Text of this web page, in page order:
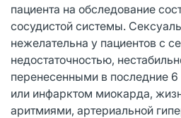
пациента на обследование
сосудистой системы.
нежелательна у пациентов с
недостаточностью,
перенесенными в последние
или инфарктом миокарда,
аритмиями, артериальной